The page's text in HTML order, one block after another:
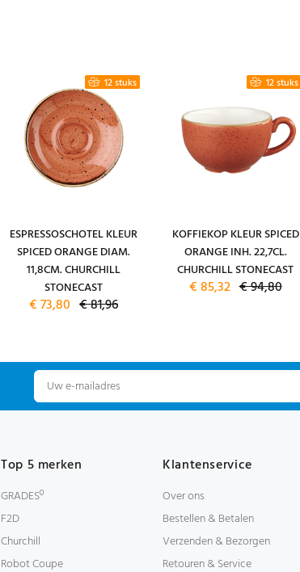
12 stuks
ESPRESSOSCHOTEL KLEUR
SPICED ORANGE DIAM.
11,8CM. CHURCHILL
STONECAST
€ 73,80 € 81,96
12 stuks
KOFFIEKOP KLEUR SPICED
ORANGE INH. 22,7CL.
CHURCHILL STONECAST
€ 85,32 € 94,80
Top 5 merken
GRADESº
F2D
Churchill
Robot Coupe
Klantenservice
Over ons
Bestellen & Betalen
Verzenden & Bezorgen
Retouren & Service